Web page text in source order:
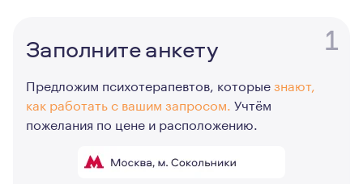
1
Заполните анкету
Предложим психотерапевтов, которыезнают,
как работать с вашим запросом. Учтём
пожелания по цене и расположению.